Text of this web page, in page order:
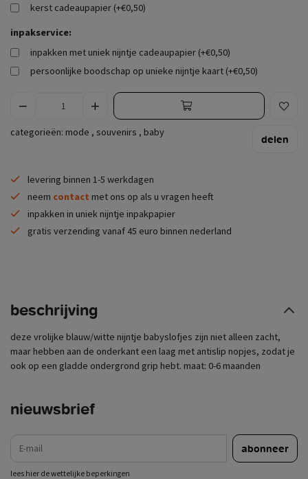
kerst cadeaupapier (+€0,50)
inpakservice:
inpakken met uniek nijntje cadeaupapier (+€0,50)
persoonlijke boodschap op unieke nijntje kaart (+€0,50)
categorieën: mode , souvenirs , baby
delen
levering binnen 1-5 werkdagen
neem contact met ons op als u vragen heeft
inpakken in uniek nijntje inpakpapier
gratis verzending vanaf 45 euro binnen nederland
beschrijving
deze vrolijke blauw/witte nijntje babyslofjes zijn niet alleen zacht,
maar hebben aan de onderkant een laag met antislip nopjes, zodat je
ook op een gladde ondergrond grip hebt. maat: 0-6 maanden
nieuwsbrief
abonneer
lees hier de wettelijke beperkingen